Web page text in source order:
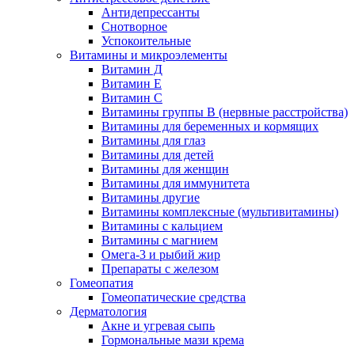
Антидепрессанты
Снотворное
Успокоительные
Витамины и микроэлементы
Витамин Д
Витамин Е
Витамин С
Витамины группы В (нервные расстройства)
Витамины для беременных и кормящих
Витамины для глаз
Витамины для детей
Витамины для женщин
Витамины для иммунитета
Витамины другие
Витамины комплексные (мультивитамины)
Витамины с кальцием
Витамины с магнием
Омега-3 и рыбий жир
Препараты с железом
Гомеопатия
Гомеопатические средства
Дерматология
Акне и угревая сыпь
Гормональные мази крема